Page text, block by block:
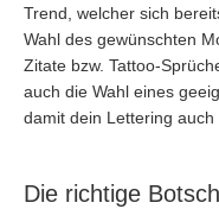
Trend, welcher sich
Wahl des gewünschten
Zitate bzw. Tattoo-
auch die Wahl eines
damit dein Lettering
Die richtige